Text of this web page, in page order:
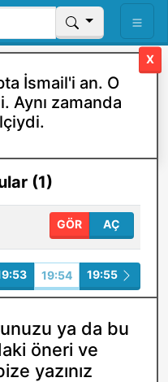
İsmail'i an. O
Aynı zamanda
X
(1)
GÖR AÇ
19:54 19:55
ya da bu
öneri ve
yazınız